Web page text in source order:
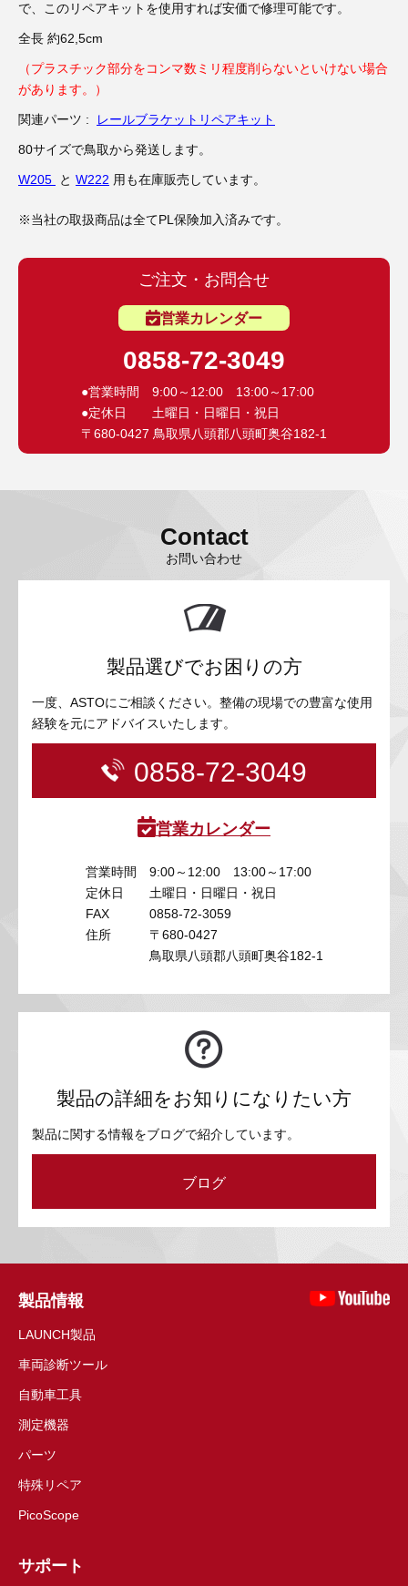
で、このリペアキットを使用すれば安価で修理可能です。
全長 約62,5cm
（プラスチック部分をコンマ数ミリ程度削らないといけない場合
があります。）
関連パーツ : レールブラケットリペアキット
80サイズで鳥取から発送します。
W205 と W222 用も在庫販売しています。
※当社の取扱商品は全てPL保険加入済みです。
ご注文・お問合せ
営業カレンダー
0858-72-3049
●営業時間 9:00～12:00 13:00～17:00
●定休日 土曜日・日曜日・祝日
〒680-0427 鳥取県八頭郡八頭町奥谷182-1
Contact
お問い合わせ
製品選びでお困りの方
一度、ASTOにご相談ください。整備の現場での豊富な使用
経験を元にアドバイスいたします。
0858-72-3049
営業カレンダー
営業時間
9:00～12:00 13:00～17:00
定休日
土曜日・日曜日・祝日
FAX
0858-72-3059
住所
〒680-0427
鳥取県八頭郡八頭町奥谷182-1
製品の詳細をお知りになりたい方
製品に関する情報をブログで紹介しています。
ブログ
製品情報
LAUNCH製品
車両診断ツール
自動車工具
測定機器
パーツ
特殊リペア
PicoScope
サポート